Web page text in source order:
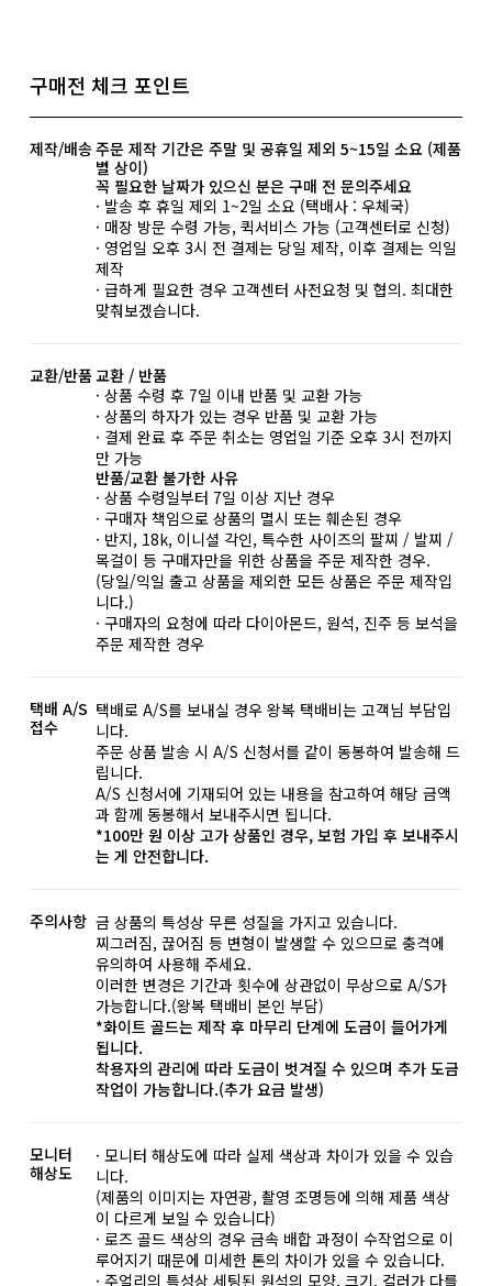
구매전 체크 포인트
제작/배송주문 제작 기간은 주말 및 공휴일 제외 5~15일 소요 (제품
별 상이)
꼭 필요한 날짜가 있으신 분은 구매 전 문의주세요
· 발송 후 휴일 제외 1~2일 소요 (택배사 : 우체국)
· 매장 방문 수령 가능, 퀵서비스 가능 (고객센터로 신청)
· 영업일 오후 3시 전 결제는 당일 제작, 이후 결제는 익일
제작
· 급하게 필요한 경우 고객센터 사전요청 및 협의. 최대한
맞춰보겠습니다.
교환/반품 교환 / 반품
· 상품 수령 후 7일 이내 반품 및 교환 가능
· 상품의 하자가 있는 경우 반품 및 교환 가능
· 결제 완료 후 주문 취소는 영업일 기준 오후 3시 전까지
만 가능
반품/교환 불가한 사유
· 상품 수령일부터 7일 이상 지난 경우
· 구매자 책임으로 상품의 멸시 또는 훼손된 경우
· 반지, 18k, 이니셜 각인, 특수한 사이즈의 팔찌 / 발찌 /
목걸이 등 구매자만을 위한 상품을 주문 제작한 경우.
(당일/익일 출고 상품을 제외한 모든 상품은 주문 제작입
니다.)
· 구매자의 요청에 따라 다이아몬드, 원석, 진주 등 보석을
주문 제작한 경우
택배 A/S
접수
택배로 A/S를 보내실 경우 왕복 택배비는 고객님 부담입
니다.
주문 상품 발송 시 A/S 신청서를 같이 동봉하여 발송해 드
립니다.
A/S 신청서에 기재되어 있는 내용을 참고하여 해당 금액
과 함께 동봉해서 보내주시면 됩니다.
*100만 원 이상 고가 상품인 경우, 보험 가입 후 보내주시
는 게 안전합니다.
주의사항 금 상품의 특성상 무른 성질을 가지고 있습니다.
찌그러짐, 끊어짐 등 변형이 발생할 수 있으므로 충격에
유의하여 사용해 주세요.
이러한 변경은 기간과 횟수에 상관없이 무상으로 A/S가
가능합니다.(왕복 택배비 본인 부담)
*화이트 골드는 제작 후 마무리 단계에 도금이 들어가게
됩니다.
착용자의 관리에 따라 도금이 벗겨질 수 있으며 추가 도금
작업이 가능합니다.(추가 요금 발생)
모니터
해상도
· 모니터 해상도에 따라 실제 색상과 차이가 있을 수 있습
니다.
(제품의 이미지는 자연광, 촬영 조명등에 의해 제품 색상
이 다르게 보일 수 있습니다)
· 로즈 골드 색상의 경우 금속 배합 과정이 수작업으로 이
루어지기 때문에 미세한 톤의 차이가 있을 수 있습니다.
· 주얼리의 특성상 세팅된 원석의 모양, 크기, 컬러가 다를